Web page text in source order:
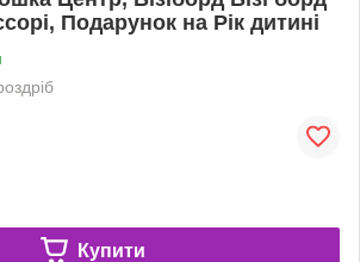
Подарунок на Рік дитині
Купити